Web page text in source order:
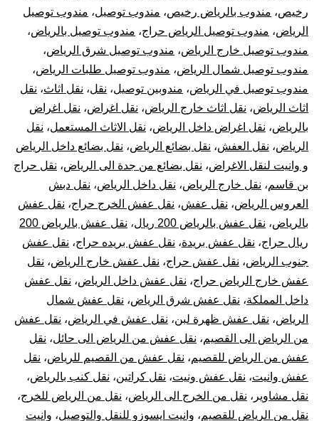
رخيص، مندوب بالرياض رخيص، مندوب توصيل، مندوب توصيل
الرياض، مندوب توصيل الرياض حراج، مندوب توصيل بالرياض،
مندوب توصيل خارج الرياض، مندوب توصيل شرق الرياض،
مندوب توصيل شمال الرياض، مندوب توصيل طلبات الرياض،
مندوب توصيل في الرياض، مندوبين توصيل، نقل، نقل اثاث، نقل
اثاث الرياض، نقل اثاث خارج الرياض، نقل اغراض، نقل اغراض
بالرياض، نقل اغراض داخل الرياض، نقل الاثاث المستعمل، نقل
الرياض، نقل العفش، نقل بضائع الرياض، نقل بضائع داخل الرياض
و وانيت لنقل الاغراض، نقل بضائع من جدة الى الرياض، نقل حراج
بن قاسم، نقل خارج الرياض، نقل داخل الرياض، نقل دبش
العروس الرياض، نقل عفش، نقل عفش الخرج حراج، نقل عفش
بالرياض، نقل عفش بالرياض 200 ريال ،
نقل عفش بالرياض 200
ريال حراج، نقل عفش بريدة، نقل عفش بريده حراج، نقل عفش
جنوب الرياض، نقل عفش حراج، نقل عفش خارج الرياض، نقل
عفش خارج الرياض حراج، نقل عفش داخل الرياض، نقل عفش
داخل المملكة، نقل عفش شرق الرياض، نقل عفش شمال
الرياض، نقل عفش ظهرة لبن، نقل عفش في الرياض، نقل عفش
من الرياض الى القصيم، نقل عفش من الرياض الى حائل، نقل
عفش من الرياض للقصيم، نقل عفش من القصيم للرياض، نقل
عفش وانيت، نقل عفش ونيت، نقل كراتين، نقل كنب بالرياض،
نقل مشاوير ، نقل من الخرج الى الرياض، نقل من الرياض للخرج،
نقل من الرياض للقصيم، وانيت ايسوزو للنقل والتوصيل، وانيت